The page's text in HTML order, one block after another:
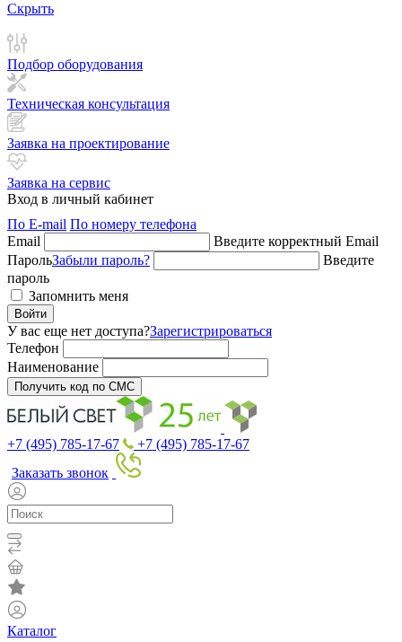
Скрыть
Подбор оборудования
Техническая консультация
Заявка на проектирование
Заявка на сервис
Вход в личный кабинет
По E-mail По номеру телефона
Email
Введите корректный Email
ПарольЗабыли пароль?
Введите
пароль
Запомнить меня
Войти
У вас еще нет доступа?Зарегистрироваться
Телефон
Наименование
Получить код по СМС
+7 (495) 785-17-67
+7 (495) 785-17-67
Заказать звонок
Каталог